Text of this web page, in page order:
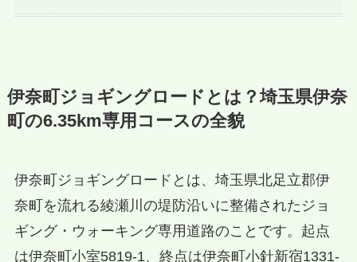
伊奈町ジョギングロードとは？埼玉県伊奈
町の6.35km専用コースの全貌
伊奈町ジョギングロードとは、埼玉県北足立郡伊
奈町を流れる綾瀬川の堤防沿いに整備されたジョ
ギング・ウォーキング専用道路のことです。起点
は伊奈町小室5819-1、終点は伊奈町小針新宿1331-